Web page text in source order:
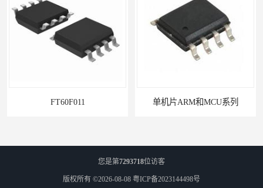
FT60F011 单机片ARM和MCU系列
您是第7293718位访客
版权所有 ©2026-08-08 粤ICP备2023144498号